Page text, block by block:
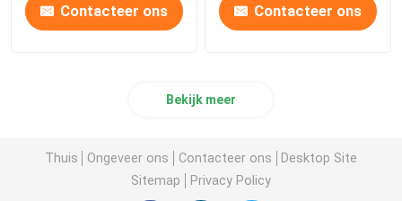
Contacteer ons Contacteer ons
Bekijk meer
Thuis Ongeveer ons Contacteer ons
Desktop Site
Sitemap
Privacy Policy